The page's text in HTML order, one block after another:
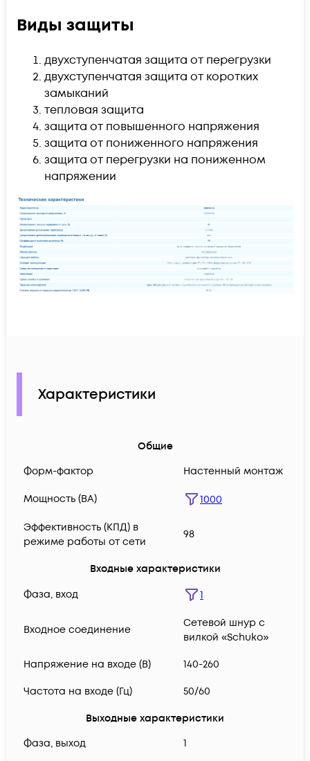
Виды защиты
двухступенчатая защита от перегрузки
двухступенчатая защита от коротких
замыканий
тепловая защита
защита от повышенного напряжения
защита от пониженного напряжения
защита от перегрузки на пониженном
напряжении
Характеристики
Общие
Форм-фактор
Настенный монтаж
Мощность (ВА) 1000
Эффективность (КПД) в
режиме работы от сети
98
Входные характеристики
Фаза, вход
1
Входное соединение
Сетевой шнур с
вилкой «Schuko»
Напряжение на входе (В) 140-260
Частота на входе (Гц) 50/60
Выходные характеристики
Фаза, выход
1